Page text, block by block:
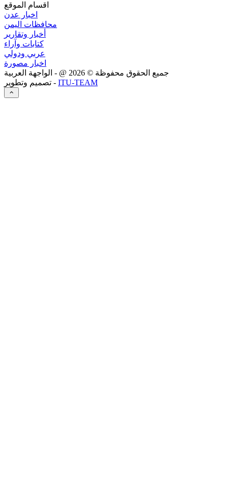
اقسام الموقع
اخبار عدن
محافظات اليمن
أخبار وتقارير
كتابات وآراء
عربي ودولي
اخبار مصورة
جميع الحقوق محفوظة © 2026 @ - الواجهة العربية
تصميم وتطوير - ITU-TEAM